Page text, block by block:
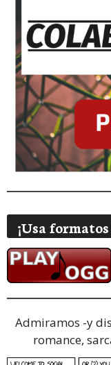
¡Usa
Admiramos -y
romance,